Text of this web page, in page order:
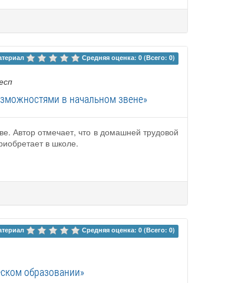
Средняя оценка: 0 (Всего: 0)
в начальном звене»
Автор отмечает, что в домашней трудовой
в школе.
Средняя оценка: 0 (Всего: 0)
образовании»